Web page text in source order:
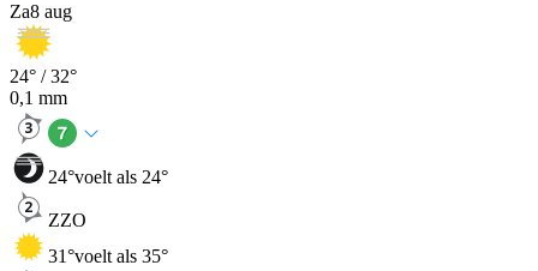
Za8 aug
24° /32°
0,1 mm
24°voelt als 24°
ZZO
31°voelt als 35°